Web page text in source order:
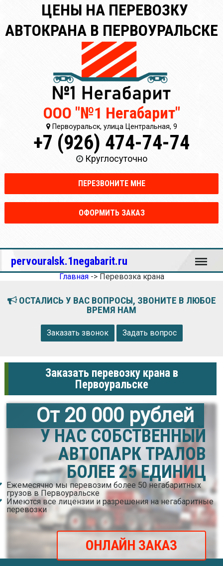
ЦЕНЫ НА ПЕРЕВОЗКУ
АВТОКРАНА В ПЕРВОУРАЛЬСКЕ
ООО "№1 Негабарит"
Первоуральск, улица Центральная, 9
+7 (926) 474-74-74
Круглосуточно
ПЕРЕЗВОНИТЕ МНЕ
ОФОРМИТЬ ЗАКАЗ
pervouralsk.1negabarit.ru Меню
Главная-> Перевозка крана
ОСТАЛИСЬ У ВАС ВОПРОСЫ, ЗВОНИТЕ В ЛЮБОЕ
ВРЕМЯ НАМ
Заказать звонок Задать вопрос
Заказать перевозку крана в
Первоуральске
От 20 000 рублей
У НАС СОБСТВЕННЫЙ
АВТОПАРК ТРАЛОВ
БОЛЕЕ 25 ЕДИНИЦ
Ежемесячно мы перевозим более 50 негабаритных
грузов в Первоуральске
Имеются все лицензии и разрешения на негабаритные
перевозки
ОНЛАЙН ЗАКАЗ